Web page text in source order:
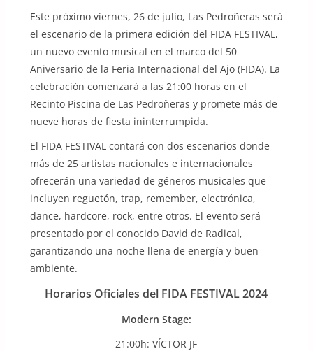
Este próximo viernes, 26 de julio, Las Pedroñeras será
el escenario de la primera edición del FIDA FESTIVAL,
un nuevo evento musical en el marco del 50
Aniversario de la Feria Internacional del Ajo (FIDA). La
celebración comenzará a las 21:00 horas en el
Recinto Piscina de Las Pedroñeras y promete más de
nueve horas de fiesta ininterrumpida.
El FIDA FESTIVAL contará con dos escenarios donde
más de 25 artistas nacionales e internacionales
ofrecerán una variedad de géneros musicales que
incluyen reguetón, trap, remember, electrónica,
dance, hardcore, rock, entre otros. El evento será
presentado por el conocido David de Radical,
garantizando una noche llena de energía y buen
ambiente.
Horarios Oficiales del FIDA FESTIVAL 2024
Modern Stage:
21:00h: VÍCTOR JF